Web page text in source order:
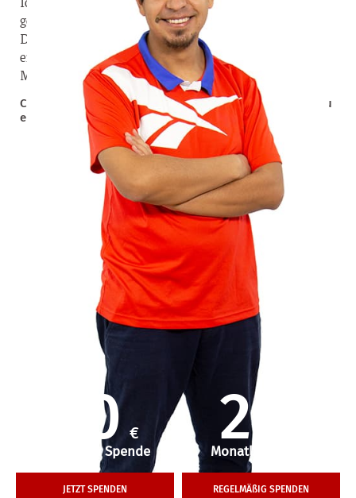
gekommen sind. Ich selbst bin von Chile nach
Deutschland gekommen, um anderen hier von Jesus zu
erzählen. Von hier aus unterstütze ich nach wie vor die
Missionsarbeit in Chile.
Christian Beltran Gern – erster Chilene, der mit der LM zu
einem Missionseinsatz nach Deutschland kam
50 €
Einmalige Spende
JETZT SPENDEN
25
Monatliche Hilfe
REGELMÄßIG SPENDEN